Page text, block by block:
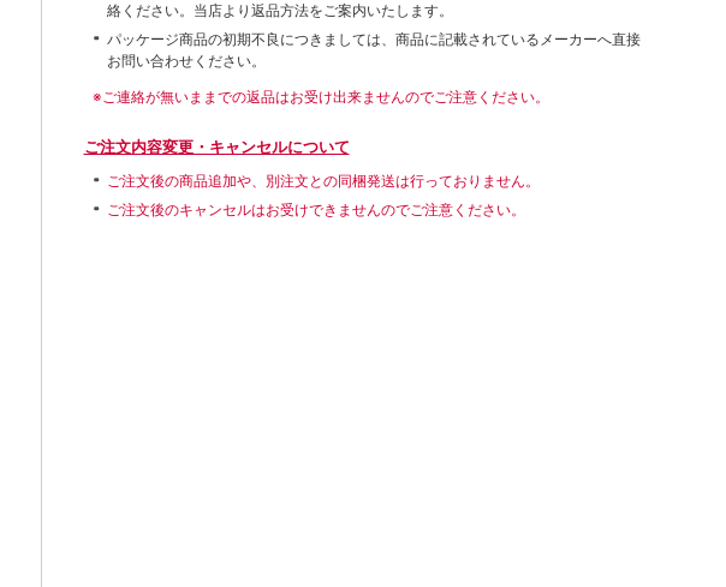
絡ください。当店より返品方法をご案内いたします。
パッケージ商品の初期不良につきましては、商品に記載されているメーカーへ直接
お問い合わせください。
※ご連絡が無いままでの返品はお受け出来ませんのでご注意ください。
ご注文内容変更・キャンセルについて
ご注文後の商品追加や、別注文との同梱発送は行っておりません。
ご注文後のキャンセルはお受けできませんのでご注意ください。